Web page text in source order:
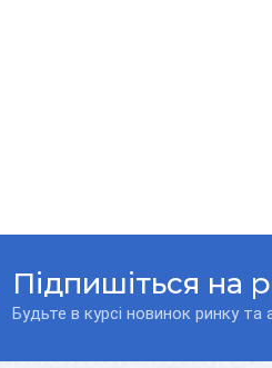
Підпишіться на
Будьте в курсі новинок ринку та